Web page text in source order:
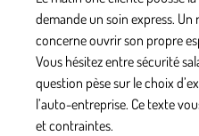
demande un soin express.
concerne ouvrir son propre
Vous hésitez entre sécurité
question pèse sur le choix
l’auto-entreprise. Ce texte
et contraintes.